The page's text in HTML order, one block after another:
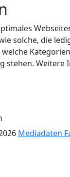
solche, die
stehen.
Mediadaten